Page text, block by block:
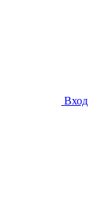
Вход